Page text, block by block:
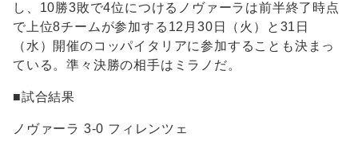
し、10勝3敗で4位につけるノヴァーラは前半終了時点
で上位8チームが参加する12月30日（火）と31日
（水）開催のコッパイタリアに参加することも決まっ
ている。準々決勝の相手はミラノだ。
■試合結果
ノヴァーラ 3-0 フィレンツェ